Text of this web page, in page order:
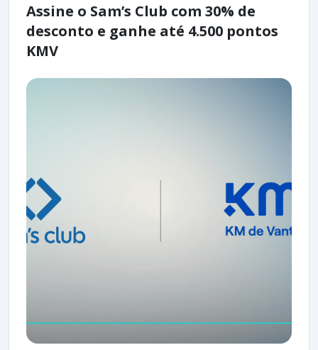
Assine o Sam’s Club com 30% de
desconto e ganhe até 4.500 pontos
KMV